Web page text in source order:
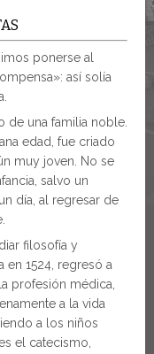
ponerse al
así solía
de una familia noble.
edad, fue criado
muy joven. No se
salvo un
día, al regresar de
filosofía y
en 1524, regresó a
profesión médica,
a la vida
a los niños
el catecismo,